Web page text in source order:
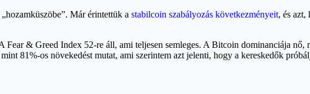
Már érintettük a stabilcoin szabályozás következményeit, és
Fear & Greed Index 52-re áll, ami teljesen semleges. A Bitcoin dominanciája
81%-os növekedést mutat, ami szerintem azt jelenti, hogy a kereskedők